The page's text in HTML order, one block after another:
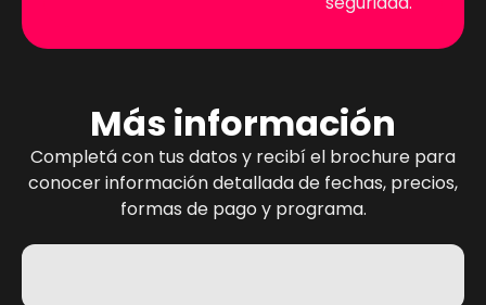
Más información
Completá con tus datos y recibí el brochure para
conocer información detallada de fechas, precios,
formas de pago y programa.